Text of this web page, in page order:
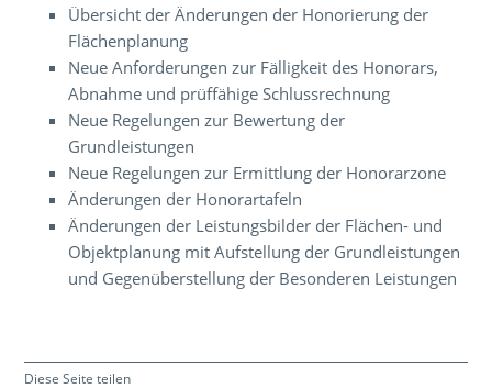
Übersicht der Änderungen der Honorierung der
Flächenplanung
Neue Anforderungen zur Fälligkeit des Honorars,
Abnahme und prüffähige Schlussrechnung
Neue Regelungen zur Bewertung der
Grundleistungen
Neue Regelungen zur Ermittlung der Honorarzone
Änderungen der Honorartafeln
Änderungen der Leistungsbilder der Flächen- und
Objektplanung mit Aufstellung der Grundleistungen
und Gegenüberstellung der Besonderen Leistungen
Diese Seite teilen